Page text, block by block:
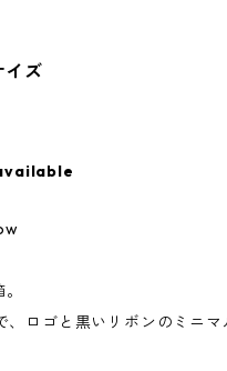
ズ
ロゴと黒いリボンのミニマ